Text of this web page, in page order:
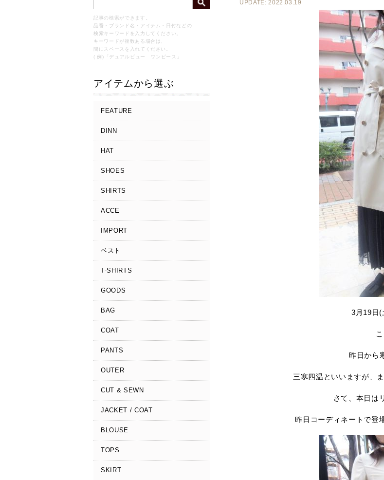
記事の検索ができます。
品番・ブランド名・アイテム・日付などの
検索キーワードを入力してください。
キーワードが複数ある場合は、
間にスペースを入れてください。
( 例)「デュアルビュー ワンピース」
アイテムから選ぶ
FEATURE
DINN
HAT
SHOES
SHIRTS
ACCE
IMPORT
ベスト
T-SHIRTS
GOODS
BAG
COAT
PANTS
OUTER
CUT & SEWN
JACKET / COAT
BLOUSE
TOPS
SKIRT
UPDATE: 2022.03.19
3月19日(
昨日から
三寒四温といいますが、
さて、本日は
昨日コーディネートで登